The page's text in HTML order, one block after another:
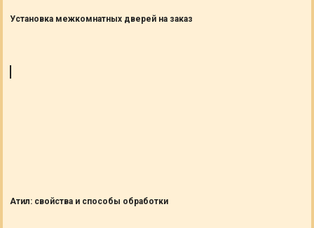
Установка межкомнатных дверей на заказ
Атил: свойства и способы обработки